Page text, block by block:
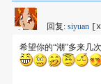
回复: siyuan
希望你的“潮”多来几次